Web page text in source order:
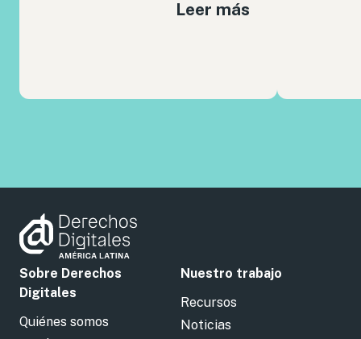
Leer más
Sobre Derechos
Digitales
Quiénes somos
Nuestro trabajo
Recursos
Noticias